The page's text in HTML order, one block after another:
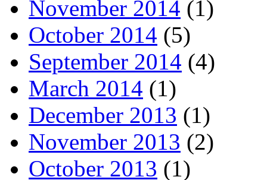
November 2014 (1)
October 2014 (5)
September 2014 (4)
March 2014 (1)
December 2013 (1)
November 2013 (2)
October 2013 (1)